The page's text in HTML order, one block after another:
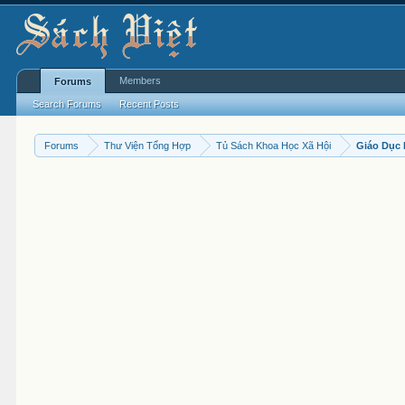
Forums Thư Viện Tổng Hợp Tủ Sách Khoa Học Xã Hội Giáo Dục
Forums
Search Forums Recent Posts
Members